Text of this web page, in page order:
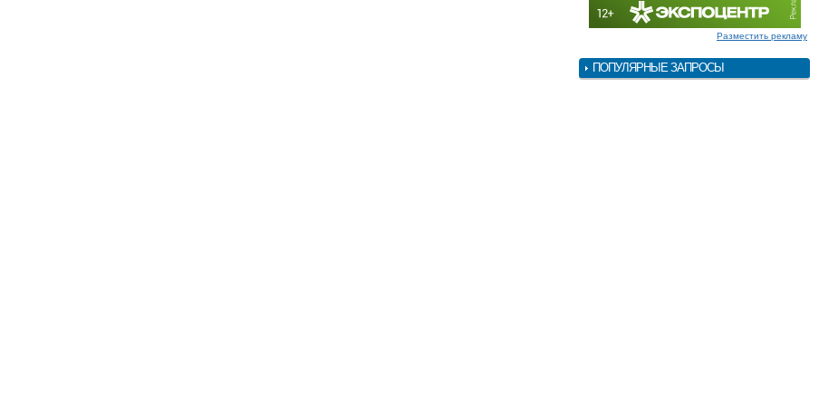
Разместить рекламу
ПОПУЛЯРНЫЕ ЗАПРОСЫ